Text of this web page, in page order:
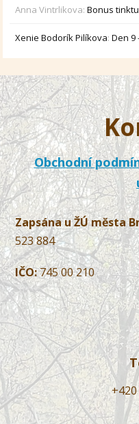
Anna Vintrlikova:Bonus
Xenie Bodorík Pilíkova:Den 9
Obchodní
Zapsána u ŽÚ města
523 884
IČO:745 00 210